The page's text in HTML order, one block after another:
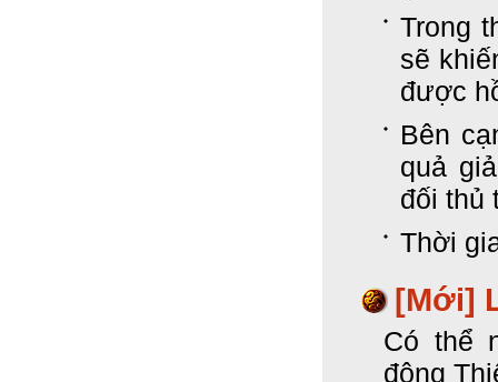
Trong
sẽ
được
Bên
quả
đối thủ
Thời
[Mới]
Có thể
động